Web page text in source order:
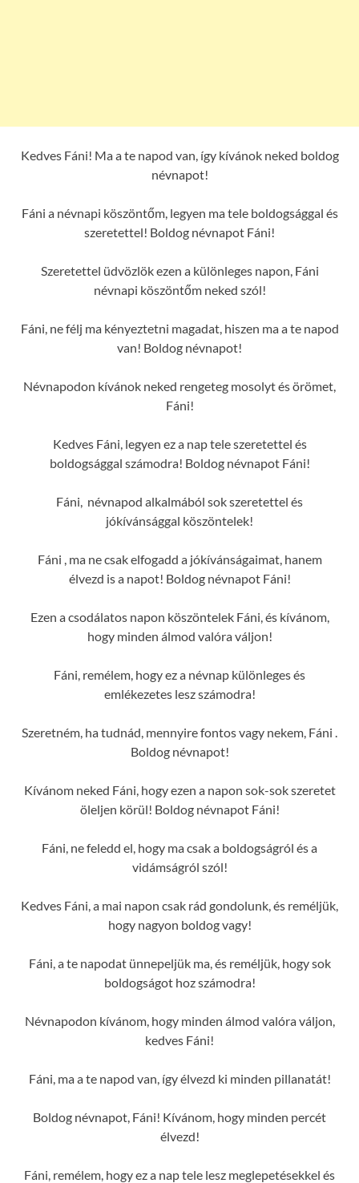
Kedves Fáni! Ma a te napod van, így kívánok neked boldog
névnapot!
Fáni a névnapi köszöntőm, legyen ma tele boldogsággal és
szeretettel! Boldog névnapot Fáni!
Szeretettel üdvözlök ezen a különleges napon, Fáni
névnapi köszöntőm neked szól!
Fáni, ne félj ma kényeztetni magadat, hiszen ma a te napod
van! Boldog névnapot!
Névnapodon kívánok neked rengeteg mosolyt és örömet,
Fáni!
Kedves Fáni, legyen ez a nap tele szeretettel és
boldogsággal számodra! Boldog névnapot Fáni!
Fáni, névnapod alkalmából sok szeretettel és
jókívánsággal köszöntelek!
Fáni , ma ne csak elfogadd a jókívánságaimat, hanem
élvezd is a napot! Boldog névnapot Fáni!
Ezen a csodálatos napon köszöntelek Fáni, és kívánom,
hogy minden álmod valóra váljon!
Fáni, remélem, hogy ez a névnap különleges és
emlékezetes lesz számodra!
Szeretném, ha tudnád, mennyire fontos vagy nekem, Fáni .
Boldog névnapot!
Kívánom neked Fáni, hogy ezen a napon sok-sok szeretet
öleljen körül! Boldog névnapot Fáni!
Fáni, ne feledd el, hogy ma csak a boldogságról és a
vidámságról szól!
Kedves Fáni, a mai napon csak rád gondolunk, és reméljük,
hogy nagyon boldog vagy!
Fáni, a te napodat ünnepeljük ma, és reméljük, hogy sok
boldogságot hoz számodra!
Névnapodon kívánom, hogy minden álmod valóra váljon,
kedves Fáni!
Fáni, ma a te napod van, így élvezd ki minden pillanatát!
Boldog névnapot, Fáni! Kívánom, hogy minden percét
élvezd!
Fáni, remélem, hogy ez a nap tele lesz meglepetésekkel és